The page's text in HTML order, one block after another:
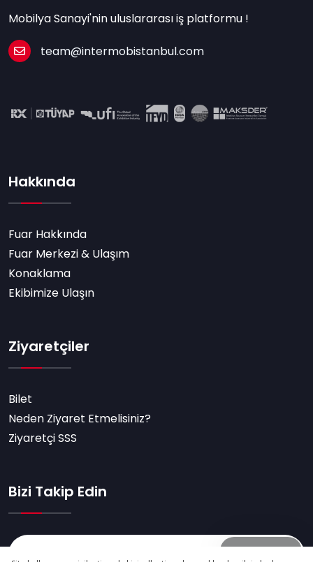
Mobilya Sanayi'nin uluslararası iş platformu !
team@intermobistanbul.com
Hakkında
Fuar Hakkında
Fuar Merkezi & Ulaşım
Konaklama
Ekibimize Ulaşın
Ziyaretçiler
Bilet
Neden Ziyaret Etmelisiniz?
Ziyaretçi SSS
Bizi Takip Edin